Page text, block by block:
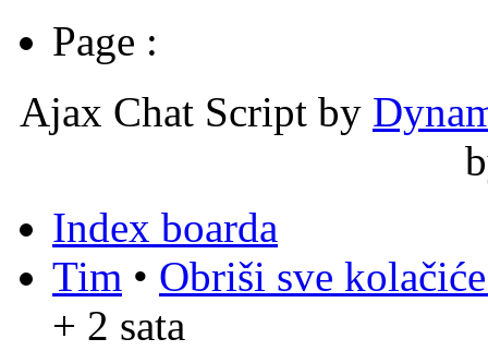
Page :
Ajax Chat Script by
Index boarda
Tim • Obriši sve
+ 2 sata